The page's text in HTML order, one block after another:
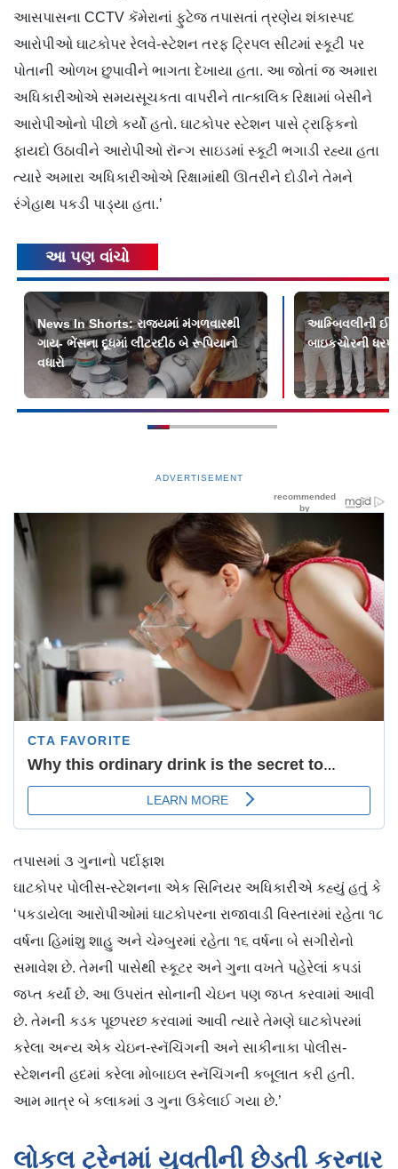
આસપાસના CCTV કૅમેરાનાં ફુટેજ તપાસતાં ત્રણેય શંકાસ્પદ
આરોપીઓ ઘાટકોપર રેલવે-સ્ટેશન તરફ ટ્રિપલ સીટમાં સ્કૂટી પર
પોતાની ઓળખ છુપાવીને ભાગતા દેખાયા હતા. આ જોતાં જ અમારા
અધિકારીઓએ સમયસૂચકતા વાપરીને તાત્કાલિક રિક્ષામાં બેસીને
આરોપીઓનો પીછો કર્યો હતો. ઘાટકોપર સ્ટેશન પાસે ટ્રાફિકનો
ફાયદો ઉઠાવીને આરોપીઓ રૉન્ગ સાઇડમાં સ્કૂટી ભગાડી રહ્યા હતા
ત્યારે અમારા અધિકારીઓએ રિક્ષામાંથી ઊતરીને દોડીને તેમને
રંગેહાથ પકડી પાડ્યા હતા.’
આ પણ વાંચો
News In Shorts: રાજ્યમાં મંગળવારથી
ગાય- ભેંસના દૂધમાં લીટરદીઠ બે રૂપિયાનો
વધારો
આમ્બિવલીની
બાઇકચોરની
ADVERTISEMENT
તપાસમાં ૩ ગુનાનો પર્દાફાશ
ઘાટકોપર પોલીસ-સ્ટેશનના એક સિનિયર અધિકારીએ કહ્યું હતું કે
‘પકડાયેલા આરોપીઓમાં ઘાટકોપરના રાજાવાડી વિસ્તારમાં રહેતા ૧૮
વર્ષના હિમાંશુ શાહુ અને ચેમ્બુરમાં રહેતા ૧૬ વર્ષના બે સગીરોનો
સમાવેશ છે. તેમની પાસેથી સ્કૂટર અને ગુના વખતે પહેરેલાં કપડાં
જપ્ત કર્યાં છે. આ ઉપરાંત સોનાની ચેઇન પણ જપ્ત કરવામાં આવી
છે. તેમની કડક પૂછપરછ કરવામાં આવી ત્યારે તેમણે ઘાટકોપરમાં
કરેલા અન્ય એક ચેઇન-સ્નૅચિંગની અને સાકીનાકા પોલીસ-
સ્ટેશનની હદમાં કરેલા મોબાઇલ સ્નૅચિંગની કબૂલાત કરી હતી.
આમ માત્ર બે કલાકમાં ૩ ગુના ઉકેલાઈ ગયા છે.’
લોકલ ટ્રેનમાં યુવતીની છેડતી કરનાર